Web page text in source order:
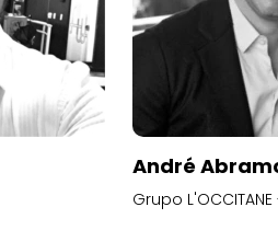
André
Grupo